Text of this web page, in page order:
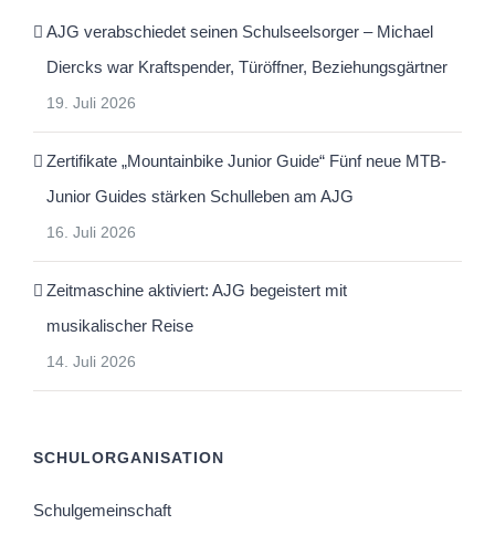
AJG verabschiedet seinen Schulseelsorger – Michael
Diercks war Kraftspender, Türöffner, Beziehungsgärtner
19. Juli 2026
Zertifikate „Mountainbike Junior Guide“ Fünf neue MTB-
Junior Guides stärken Schulleben am AJG
16. Juli 2026
Zeitmaschine aktiviert: AJG begeistert mit
musikalischer Reise
14. Juli 2026
SCHULORGANISATION
Schulgemeinschaft